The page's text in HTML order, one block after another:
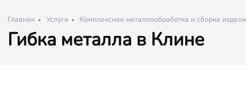
Главная Услуги Комплексная металлообработка и сборка
Гибка металла в Клине